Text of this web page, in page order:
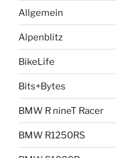
Allgemein
Alpenblitz
BikeLife
Bits+Bytes
BMW R nineT Racer
BMW R1250RS